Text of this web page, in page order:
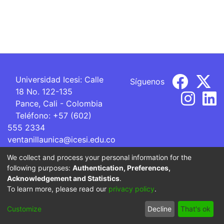
Universidad Icesi: Calle
18 No. 122-135
Pance, Cali - Colombia
Teléfono: +57 (602)
555 2334
ventanillaunica@icesi.edu.co
Síguenos
La Universidad Icesi es una Institución de Educación
Superior que se encuentra sujeta a inspección y vigilancia
por parte del Ministerio de Educación Nacional.
Cookie
End User
Agreement
Send
Feedback
We collect and process your personal information for the
following purposes: Authentication, Preferences,
Acknowledgement and Statistics.
To learn more, please read our privacy policy.
Customize Decline That's ok